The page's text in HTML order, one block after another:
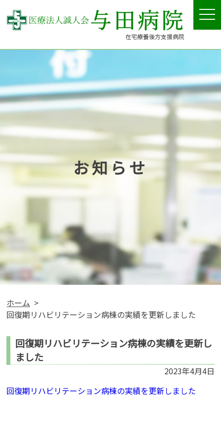
在宅療養後方支援病院
お知らせ
ホーム
回復期リハビリテーション病棟の実績を更新しました
回復期リハビリテーション病棟の実績を更新し
ました
2023年4月4日
回復期リハビリテーション病棟の実績を更新しました